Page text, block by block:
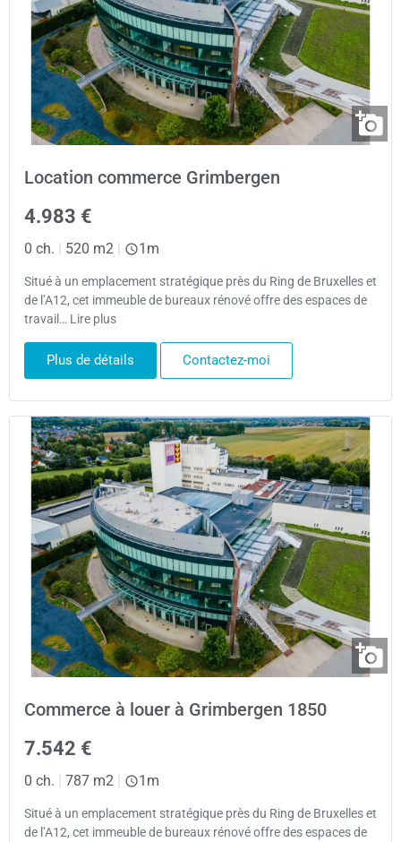
Location commerce Grimbergen
4.983 €
0 ch. | 520 m2 | 1m
Situé à un emplacement stratégique près du Ring de Bruxelles et
de l’A12, cet immeuble de bureaux rénové offre des espaces de
travail… Lire plus
Plus de détails Contactez-moi
Commerce à louer à Grimbergen 1850
7.542 €
0 ch. | 787 m2 | 1m
Situé à un emplacement stratégique près du Ring de Bruxelles et
de l’A12, cet immeuble de bureaux rénové offre des espaces de